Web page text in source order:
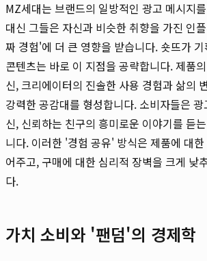
MZ세대는 브랜드의 일방적인 광고 메시지
대신 그들은 자신과 비슷한 취향을 가진 인
짜 경험'에 더 큰 영향을 받습니다. 숏뜨가
콘텐츠는 바로 이 지점을 공략합니다. 제품
신, 크리에이터의 진솔한 사용 경험과 삶의
강력한 공감대를 형성합니다. 소비자들은
신, 신뢰하는 친구의 흥미로운 이야기를 듣
니다. 이러한 '경험 공유' 방식은 제품에 대
어주고, 구매에 대한 심리적 장벽을 크게 낮
다.
가치 소비와 '팬덤'의 경제학